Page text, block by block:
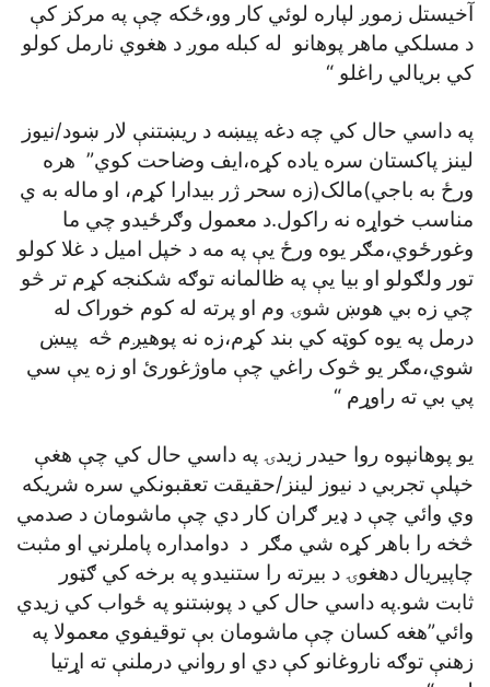
آخيستل زموږ لپاره لوئي کار وو،ځکه چې په مرکز کې
د مسلکي ماهر پوهانو له کبله موږ د هغوي نارمل کولو
کي بريالي راغلو “
په داسي حال کي چه دغه پيښه د ريښتنې لار ښود/نيوز
لينز پاکستان سره ياده کړه،ايف وضاحت کوي” هره
ورځ به باجي)مالک(زه سحر ژر بيدارا کړم، او ماله به ي
مناسب خواړه نه راکول.د معمول وګرځيدو چي ما
وغورځوي،مګر يوه ورځ يې په مه د خپل اميل د غلا کولو
تور ولګولو او بيا يې په ظالمانه توګه شکنجه کړم تر څو
چي زه بي هوښ شوۍ وم او پرته له کوم خوراک له
درمل په يوه کوټه کي بند کړم،زه نه پوهيږم څه پيښ
شوي،مګر يو څوک راغي چې ماوژغورئ او زه يې سي
پي بي ته راوړم “
يو پوهانپوه روا حيدر زيدۍ په داسي حال کي چې هغې
خپلې تجربي د نيوز لينز/حقيقت تعقبونکي سره شريکه
وي وائي چې د ډير ګران کار دي چې ماشومان د صدمي
څخه را باهر کړه شي مګر د دوامداره پاملرني او مثبت
چاپيريال دهغوۍ د بيرته را ستنيدو په برخه کي ګټور
ثابت شو.په داسي حال کي د پوښتنو په ځواب کي زيدي
وائي”هغه کسان چې ماشومان بې توقيفوي معمولا په
زهنې توګه ناروغانو کې دي او رواني درملنې ته اړتيا